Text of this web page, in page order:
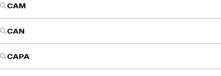
CAM
CAN
CAPA